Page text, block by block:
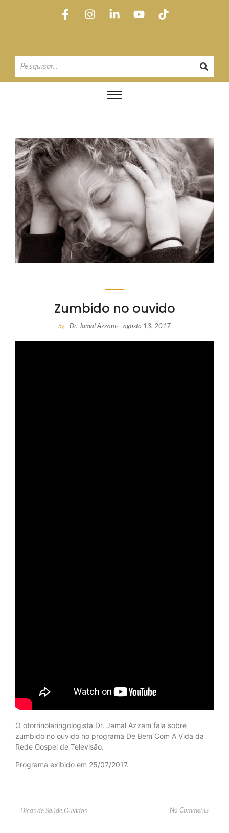
Zumbido no ouvido
by Dr. Jamal Azzam- agosto 13, 2017
O otorrinolaringologista Dr. Jamal Azzam fala sobre
zumbido no ouvido no programa De Bem Com A Vida da
Rede Gospel de Televisão.
Programa exibido em 25/07/2017.
Dicas de Saúde,Ouvidos No Comments